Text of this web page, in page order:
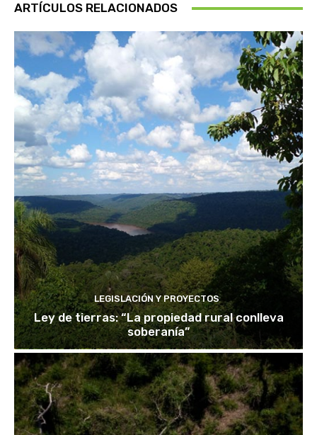
ARTÍCULOS RELACIONADOS
LEGISLACIÓN Y PROYECTOS
Ley de tierras: “La propiedad rural conlleva
soberanía”